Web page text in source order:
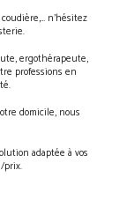
n’hésitez
ergothérapeute,
professions en
domicile, nous
adaptée à vos
prix.